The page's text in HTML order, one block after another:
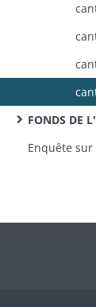
FONDS DE